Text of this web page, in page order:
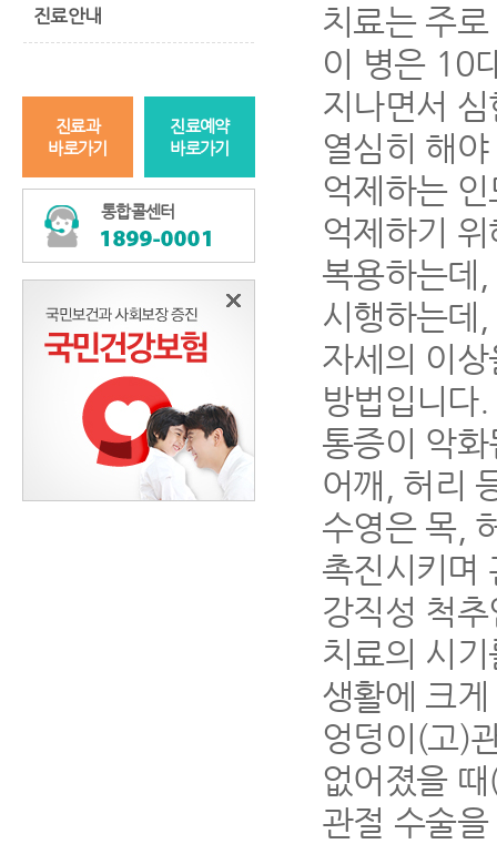
진료안내
진료과
바로가기
진료예약
바로가기
통합콜센터
치료는 주
이 병은 10
지나면서
열심히 해
억제하는
억제하기
복용하는데
시행하는데
자세의 이
방법입니다
통증이 악
어깨, 허리
수영은 목,
촉진시키며
강직성 척
치료의 시
생활에 크
엉덩이(고)
없어졌을
관절 수술